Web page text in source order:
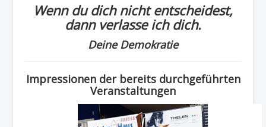
Wenn du dich nicht entscheidest,
dann verlasse ich dich.
Deine Demokratie
Impressionen der bereits durchgeführten
Veranstaltungen